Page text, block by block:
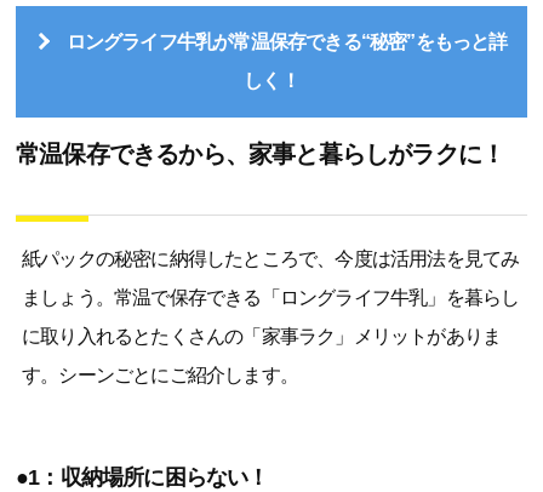
ロングライフ牛乳が常温保存できる“秘密”をもっと詳
しく！
常温保存できるから、家事と暮らしがラクに！
紙パックの秘密に納得したところで、今度は活用法を見てみ
ましょう。常温で保存できる「ロングライフ牛乳」を暮らし
に取り入れるとたくさんの「家事ラク」メリットがありま
す。シーンごとにご紹介します。
●1：収納場所に困らない！